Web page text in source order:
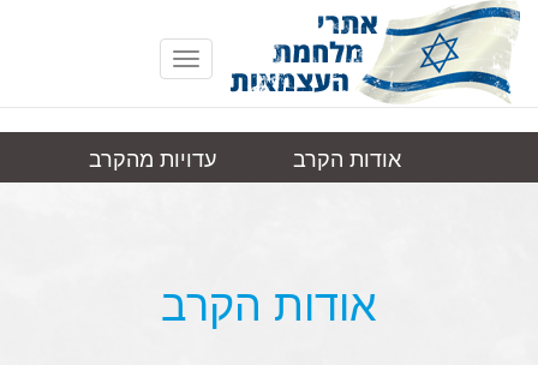
Toggle
navigation
חוביזה
אודות הקרב
עדויות מהקרב
אודות הקרב